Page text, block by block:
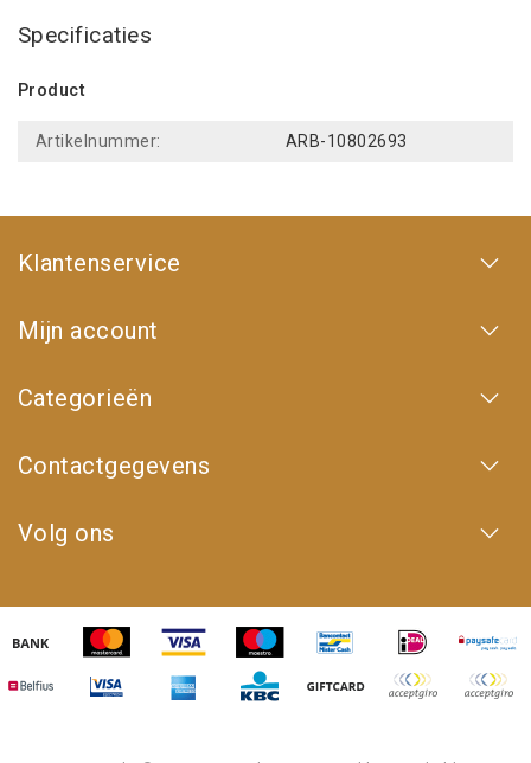
Specificaties
Product
Artikelnummer: ARB-10802693
Klantenservice
Mijn account
Categorieën
Contactgegevens
Volg ons